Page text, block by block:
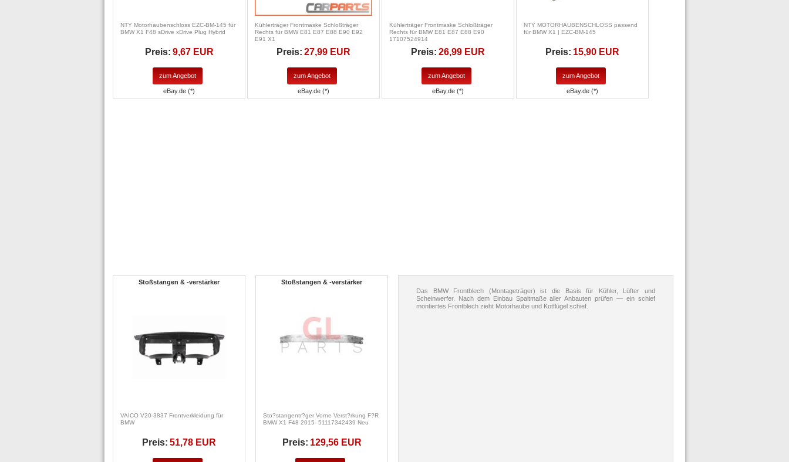
NTY Motorhaubenschloss EZC-BM-145 für
BMW X1 F48 sDrive xDrive Plug Hybrid
Preis: 9,67 EUR
zum Angebot
eBay.de (*)
Kühlerträger Frontmaske Schloßträger
Rechts für BMW E81 E87 E88 E90 E92
E91 X1
Preis: 27,99 EUR
zum Angebot
eBay.de (*)
Kühlerträger Frontmaske Schloßträger
Rechts für BMW E81 E87 E88 E90
17107524914
Preis: 26,99 EUR
zum Angebot
eBay.de (*)
NTY MOTORHAUBENSCHLOSS passend
für BMW X1 | EZC-BM-145
Preis: 15,90 EUR
zum Angebot
eBay.de (*)
Stoßstangen & -verstärker
VAICO V20-3837 Frontverkleidung für
BMW
Preis: 51,78 EUR
Stoßstangen & -verstärker
Sto?stangentr?ger Vorne Verst?rkung F?R
BMW X1 F48 2015- 51117342439 Neu
Preis: 129,56 EUR
Das BMW Frontblech (Montageträger) ist die Basis für Kühler, Lüfter und
Scheinwerfer. Nach dem Einbau Spaltmaße aller Anbauten prüfen — ein schief
montiertes Frontblech zieht Motorhaube und Kotflügel schief.